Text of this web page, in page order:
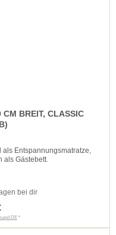
BREIT, CLASSIC
Entspannungsmatratze,
Gästebett.
bei dir
DE*